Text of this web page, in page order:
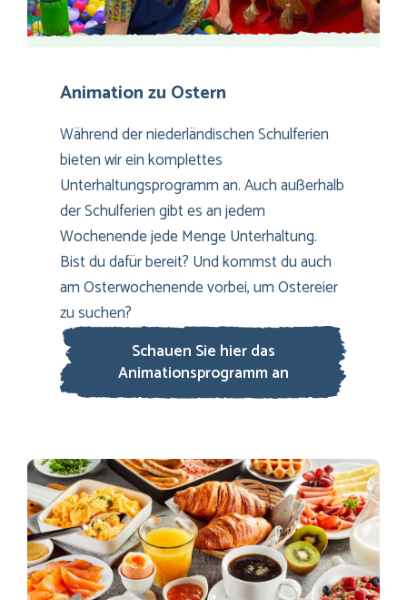
Animation zu Ostern
Während der niederländischen Schulferien
bieten wir ein komplettes
Unterhaltungsprogramm an. Auch außerhalb
der Schulferien gibt es an jedem
Wochenende jede Menge Unterhaltung.
Bist du dafür bereit? Und kommst du auch
am Osterwochenende vorbei, um Ostereier
zu suchen?
Schauen Sie hier das
Animationsprogramm an